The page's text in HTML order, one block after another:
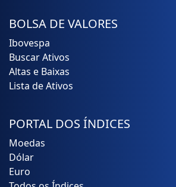
BOLSA DE VALORES
Ibovespa
Buscar Ativos
Altas e Baixas
Lista de Ativos
PORTAL DOS ÍNDICES
Moedas
Dólar
Euro